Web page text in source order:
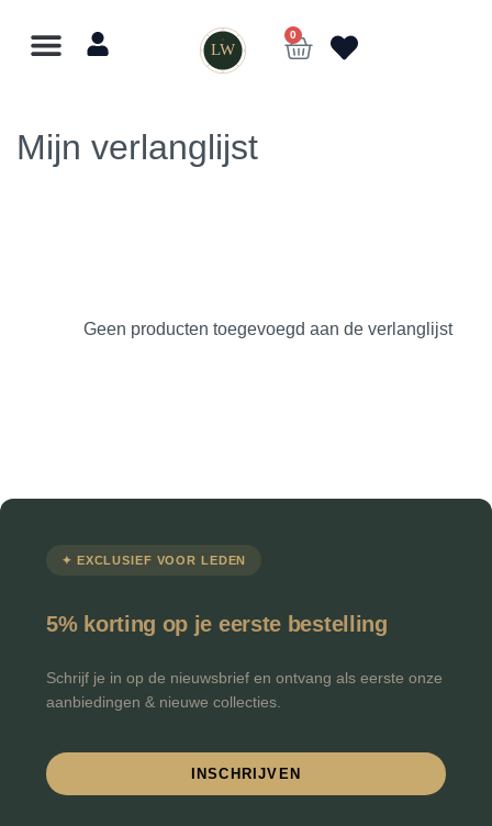
LW
0
Mijn verlanglijst
Geen producten toegevoegd aan de verlanglijst
✦ EXCLUSIEF VOOR LEDEN
5% korting op je eerste bestelling
Schrijf je in op de nieuwsbrief en ontvang als eerste onze
aanbiedingen & nieuwe collecties.
INSCHRIJVEN